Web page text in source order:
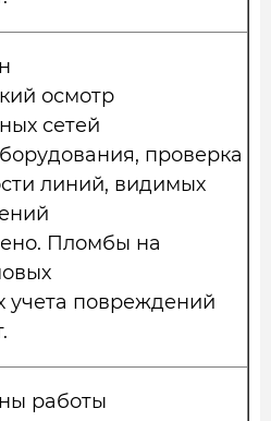
осмотр
сетей
проверка
линий, видимых
Пломбы на
учета повреждений
работы